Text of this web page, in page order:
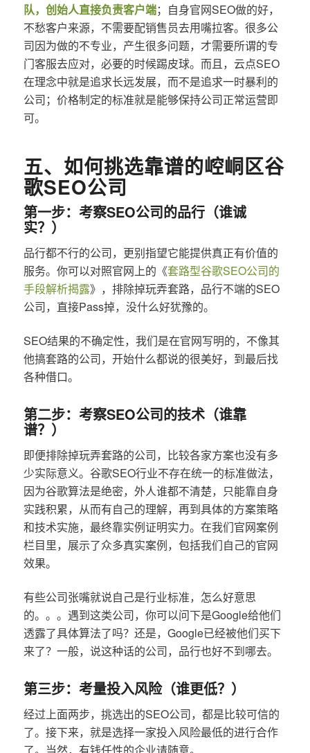
队，创始人直接负责客户端；自身官网SEO做的好，
不愁客户来源，不需要配销售员去用嘴拉客。很多公
司因为做的不专业，产生很多问题，才需要所谓的专
门客服去应对，必要的时候踢皮球。而且，云点SEO
在理念中就是追求长远发展，而不是追求一时暴利的
公司；价格制定的标准就是能够保持公司正常运营即
可。
五、如何挑选靠谱的崆峒区谷
歌SEO公司
第一步：考察SEO公司的品行（谁诚
实？）
品行都不行的公司，更别指望它能提供真正有价值的
服务。你可以对照官网上的《套路型谷歌SEO公司的
手段解析揭露》，排除掉玩弄套路，品行不端的SEO
公司，直接Pass掉，没什么好犹豫的。
SEO结果的不确定性，我们是在官网写明的，不像其
他搞套路的公司，开始什么都说的很美好，到最后找
各种借口。
第二步：考察SEO公司的技术（谁靠
谱？）
即便排除掉玩弄套路的公司，比较各家方案也没有多
少实际意义。谷歌SEO行业不存在统一的标准做法，
因为谷歌算法是绝密，外人谁都不清楚，只能靠自身
实践积累，从而有自己的理解，再到具体的方案策略
和技术实施，最终靠实例证明实力。在我们官网案例
栏目里，展示了众多真实案例，包括我们自己的官网
效果。
有些公司张嘴就说自己是行业标准，怎么好意思
的。。。遇到这类公司，你可以问下是Google给他们
透露了具体算法了吗？还是，Google已经被他们买下
来了？一般，说这种话的公司，品行也好不到哪去。
第三步：考量投入风险（谁更低？）
经过上面两步，挑选出的SEO公司，都是比较可信的
了。接下来，就是选择一家投入风险最低的进行合作